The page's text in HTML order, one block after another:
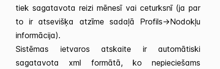
tiek sagatavota reizi mēnesī vai ceturksnī (ja par
to ir atsevišķa atzīme sadaļā Profils->Nodokļu
informācija).
Sistēmas ietvaros atskaite ir automātiski
sagatavota xml formātā, ko nepieciešams